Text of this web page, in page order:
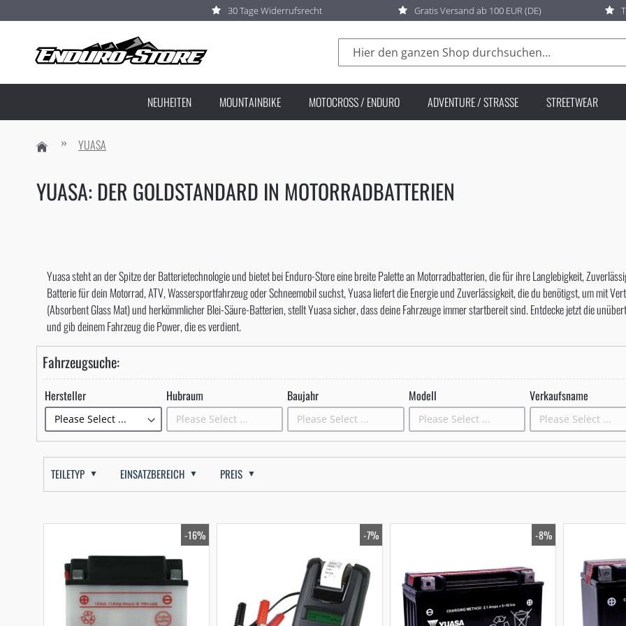
30 Tage Widerrufsrecht Gratis Versand ab 100 EUR (DE)
Suche
NEUHEITEN MOUNTAINBIKE MOTOCROSS / ENDURO ADVENTURE / STRASSE STREETWEAR
YUASA
YUASA: DER GOLDSTANDARD IN MOTORRADBATTERIEN
Yuasa steht an der Spitze der Batterietechnologie und bietet bei Enduro-Store eine breite Palette an Motorradbatterien, die für ihre Langlebigkeit,
Batterie für dein Motorrad, ATV, Wassersportfahrzeug oder Schneemobil suchst, Yuasa liefert die Energie und Zuverlässigkeit, die du benötigst, um mit
(Absorbent Glass Mat) und herkömmlicher Blei-Säure-Batterien, stellt Yuasa sicher, dass deine Fahrzeuge immer startbereit sind. Entdecke jetzt die
und gib deinem Fahrzeug die Power, die es verdient.
Fahrzeugsuche:
Hersteller Hubraum Baujahr Modell Verkaufsname
TEILETYP EINSATZBEREICH PREIS
-16% -7% -8%